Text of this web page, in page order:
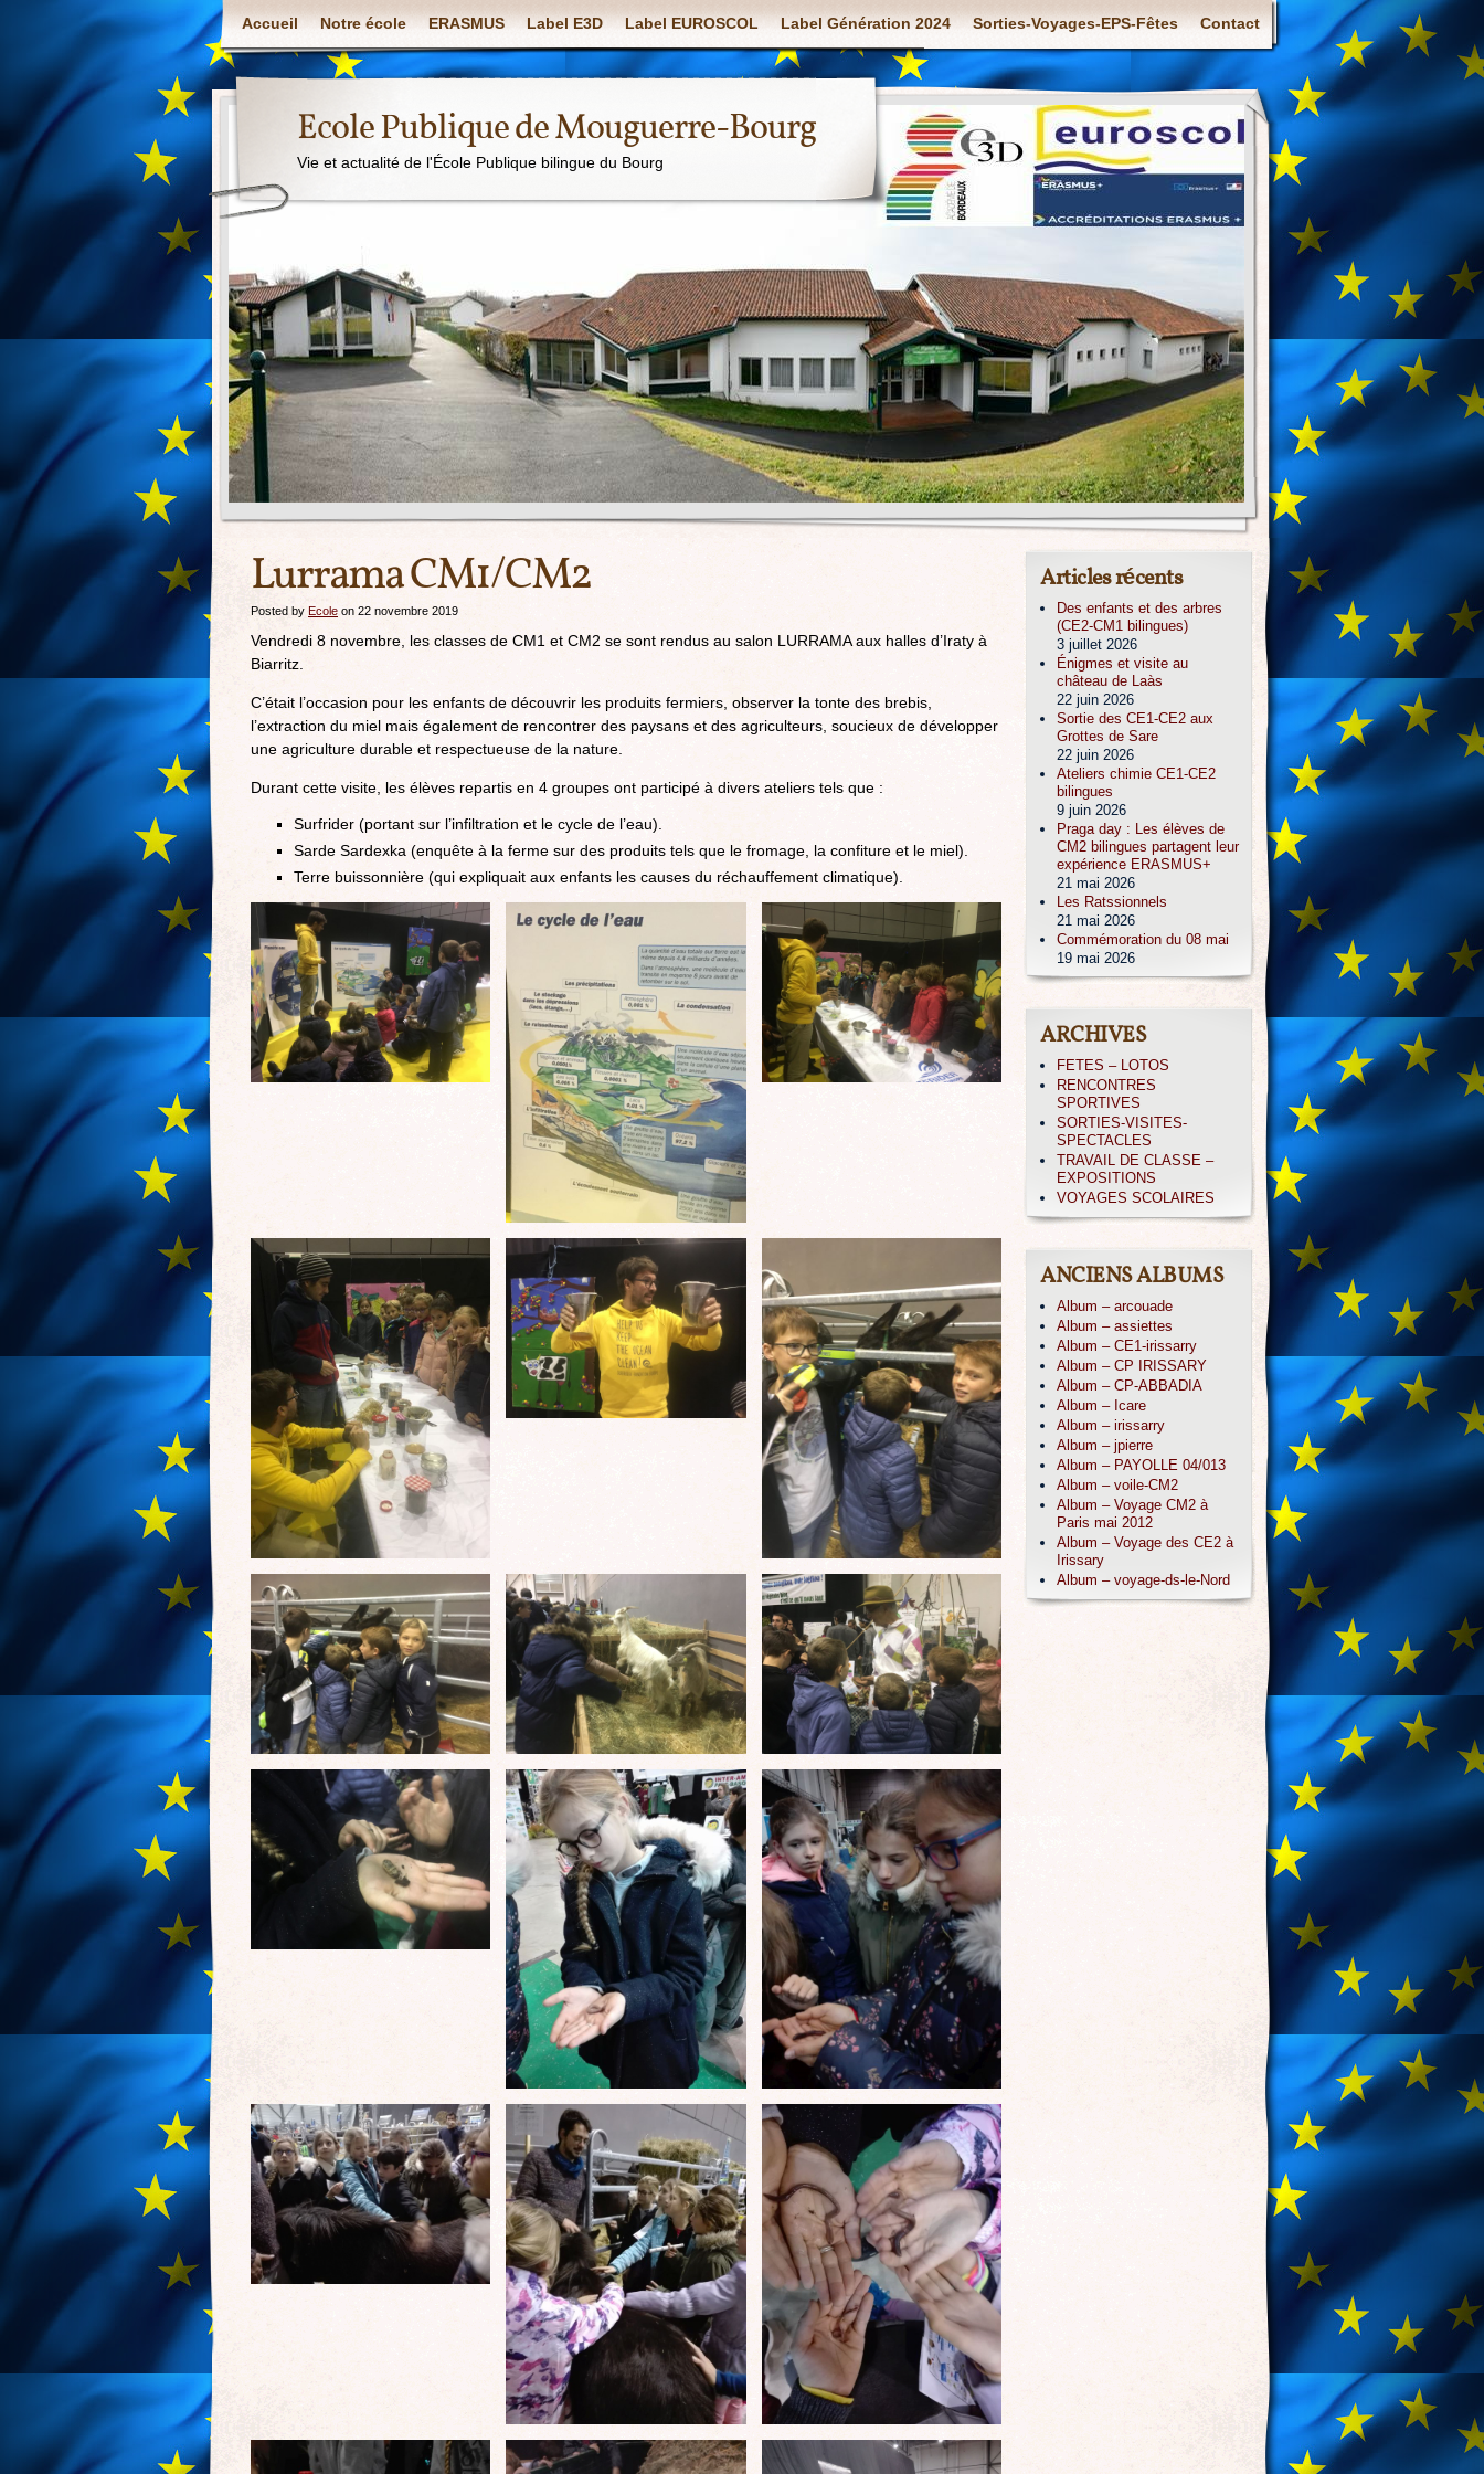
Accueil Notre école ERASMUS Label E3D Label EUROSCOL Label Génération 2024 Sorties-Voyages-EPS-Fêtes Contact
Ecole Publique de Mouguerre-Bourg
Vie et actualité de l'École Publique bilingue du Bourg
Lurrama CM1/CM2
Posted by Ecole on 22 novembre 2019
Vendredi 8 novembre, les classes de CM1 et CM2 se sont rendus au salon LURRAMA aux halles d’Iraty à
Biarritz.
C’était l’occasion pour les enfants de découvrir les produits fermiers, observer la tonte des brebis,
l’extraction du miel mais également de rencontrer des paysans et des agriculteurs, soucieux de développer
une agriculture durable et respectueuse de la nature.
Durant cette visite, les élèves repartis en 4 groupes ont participé à divers ateliers tels que :
Surfrider (portant sur l’infiltration et le cycle de l’eau).
Sarde Sardexka (enquête à la ferme sur des produits tels que le fromage, la confiture et le miel).
Terre buissonnière (qui expliquait aux enfants les causes du réchauffement climatique).
Articles récents
Des enfants et des arbres
(CE2-CM1 bilingues)
3 juillet 2026
Énigmes et visite au
château de Laàs
22 juin 2026
Sortie des CE1-CE2 aux
Grottes de Sare
22 juin 2026
Ateliers chimie CE1-CE2
bilingues
9 juin 2026
Praga day : Les élèves de
CM2 bilingues partagent leur
expérience ERASMUS+
21 mai 2026
Les Ratssionnels
21 mai 2026
Commémoration du 08 mai
19 mai 2026
ARCHIVES
FETES – LOTOS
RENCONTRES
SPORTIVES
SORTIES-VISITES-
SPECTACLES
TRAVAIL DE CLASSE –
EXPOSITIONS
VOYAGES SCOLAIRES
ANCIENS ALBUMS
Album – arcouade
Album – assiettes
Album – CE1-irissarry
Album – CP IRISSARY
Album – CP-ABBADIA
Album – Icare
Album – irissarry
Album – jpierre
Album – PAYOLLE 04/013
Album – voile-CM2
Album – Voyage CM2 à
Paris mai 2012
Album – Voyage des CE2 à
Irissary
Album – voyage-ds-le-Nord